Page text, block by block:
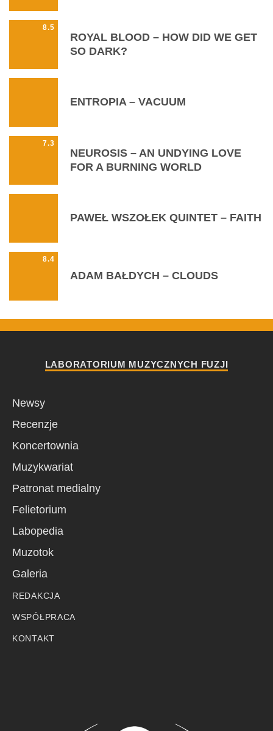
8.5
ROYAL BLOOD – HOW DID WE GET
SO DARK?
ENTROPIA – VACUUM
7.3
NEUROSIS – AN UNDYING LOVE
FOR A BURNING WORLD
PAWEŁ WSZOŁEK QUINTET – FAITH
8.4
ADAM BAŁDYCH – CLOUDS
LABORATORIUM MUZYCZNYCH FUZJI
Newsy
Recenzje
Koncertownia
Muzykwariat
Patronat medialny
Felietorium
Labopedia
Muzotok
Galeria
REDAKCJA
WSPÓŁPRACA
KONTAKT